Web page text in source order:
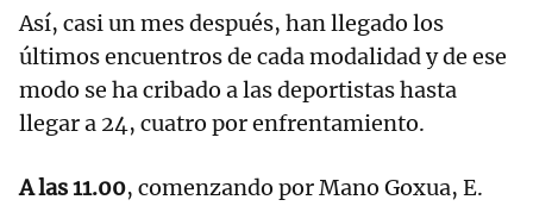
Así, casi un mes después, han llegado los
últimos encuentros de cada modalidad y de ese
modo se ha cribado a las deportistas hasta
llegar a 24, cuatro por enfrentamiento.
A las 11.00, comenzando por Mano Goxua, E.